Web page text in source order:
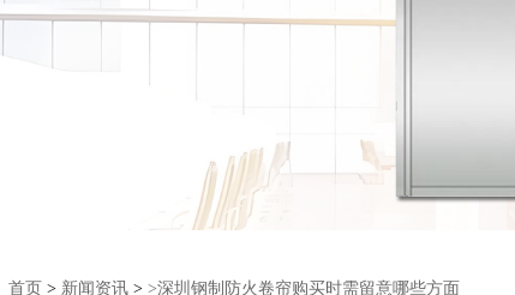
首页 > 新闻资讯 > >深圳钢制防火卷帘购买时需留意哪些方面